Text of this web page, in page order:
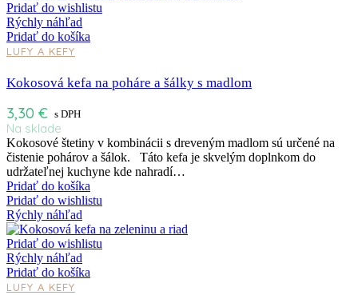
Pridať do wishlistu
Rýchly náhľad
Pridať do košíka
LUFY A KEFY
Kokosová kefa na poháre a šálky s madlom
3,30 € s DPH
Na sklade
Kokosové štetiny v kombinácii s dreveným madlom sú určené na
čistenie pohárov a šálok. Táto kefa je skvelým doplnkom do
udržateľnej kuchyne kde nahradí…
Pridať do košíka
Pridať do wishlistu
Rýchly náhľad
Pridať do wishlistu
Rýchly náhľad
Pridať do košíka
LUFY A KEFY